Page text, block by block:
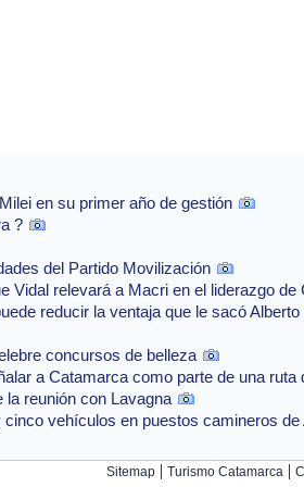
en su primer año de gestión
?
del Partido Movilización
Vidal relevará a Macri en el liderazgo de
reducir la ventaja que le sacó
concursos de belleza
a Catamarca como parte de una ruta
la reunión con Lavagna
vehículos en puestos camineros de
Sitemap | Turismo Catamarca |